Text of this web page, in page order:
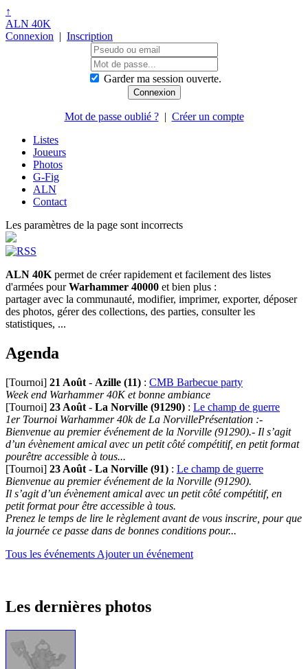
↑
ALN 40K
Connexion | Inscription
Garder ma session ouverte.
Mot de passe oublié ?| Créer un compte
Listes
Joueurs
Photos
G-Fig
ALN
Contact
Les paramètres de la page sont incorrects
ALN 40K permet de créer rapidement et facilement des listes
d'armées pourWarhammer 40000 et bien plus :
partager avec la communauté, modifier, imprimer, exporter, déposer
des photos, gérer des collections, des parties, consulter les
statistiques, ...
Agenda
[Tournoi] 21 Août - Azille (11) : CMB Barbecue party
Week end Warhammer 40K et bonne ambiance
[Tournoi] 23 Août - La Norville (91290) : Le champ de guerre
1er Tournoi Warhammer 40k de La NorvillePrésentation :-
Bienvenue au premier événement de la Norville (91290).- Il s’agit
d’un évènement amical avec un petit côté compétitif, en petit format
pourêtre accessible à tous...
[Tournoi] 23 Août - La Norville (91) : Le champ de guerre
Bienvenue au premier événement de la Norville (91290).
Il s’agit d’un évènement amical avec un petit côté compétitif, en
petit format pour être accessible à tous.
Prenez le temps de lire le règlement avant de vous inscrire, pour que
la journée ce passe dans de bonnes conditions pour...
Tous les événements Ajouter un événement
Les dernières photos